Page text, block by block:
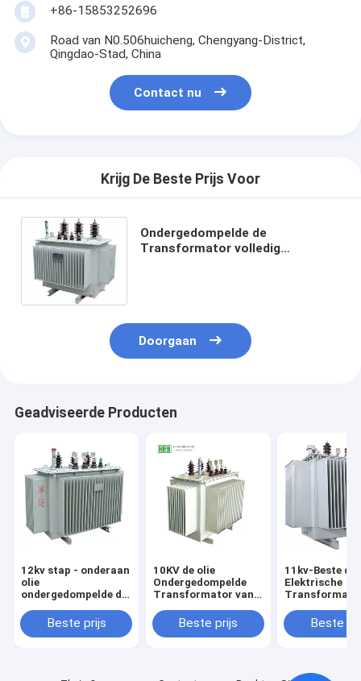
+86-15853252696
Road van N0.506huicheng, Chengyang-District,
Qingdao-Stad, China
Contact nu
Krijg De Beste Prijs Voor
Ondergedompelde de
Transformator volledig
Doorgaan
Geadviseerde Producten
12kv stap - onderaan
olie
ondergedompelde de
van de
transformatorolie
Beste prijs
10KV de olie
Ondergedompelde
Transformator van
met Volledige
Verzegelde
Beste prijs
11kv-Beste de
Elektrische
verliezen van
Beste